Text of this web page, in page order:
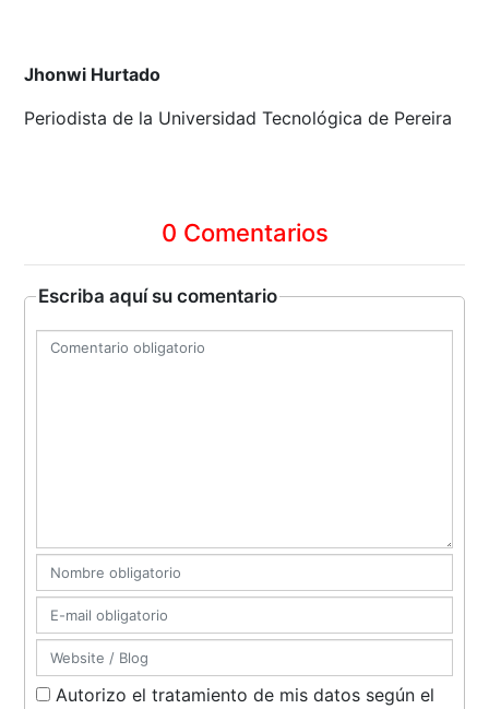
Jhonwi Hurtado
Periodista de la Universidad Tecnológica de Pereira
0 Comentarios
Escriba aquí su comentario
Autorizo el tratamiento de mis datos según el